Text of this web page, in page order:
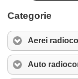
Categorie
Aerei
Auto